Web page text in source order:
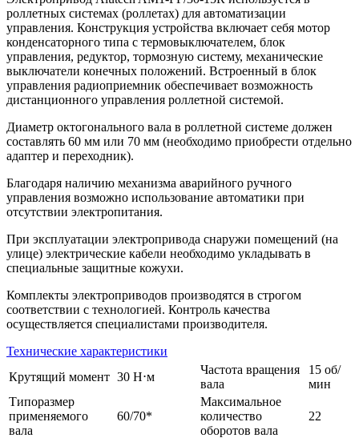
роллетных системах (роллетах) для автоматизации
управления. Конструкция устройства включает себя мотор
конденсаторного типа с термовыключателем, блок
управления, редуктор, тормозную систему, механические
выключатели конечных положений. Встроенный в блок
управления радиоприемник обеспечивает возможность
дистанционного управления роллетной системой.
Диаметр октогонального вала в роллетной системе должен
составлять 60 мм или 70 мм (необходимо приобрести отдельно
адаптер и переходник).
Благодаря наличию механизма аварийного ручного
управления возможно использование автоматики при
отсутствии электропитания.
При эксплуатации электропривода снаружи помещений (на
улице) электрические кабели необходимо укладывать в
специальные защитные кожухи.
Комплекты электроприводов производятся в строгом
соответствии с технологией. Контроль качества
осуществляется специалистами производителя.
Технические характеристики
Крутящий момент 30 Н⋅м
Частота вращения
вала
15 об/
мин
Типоразмер
применяемого
вала
60/70*
Максимальное
количество
оборотов вала
22